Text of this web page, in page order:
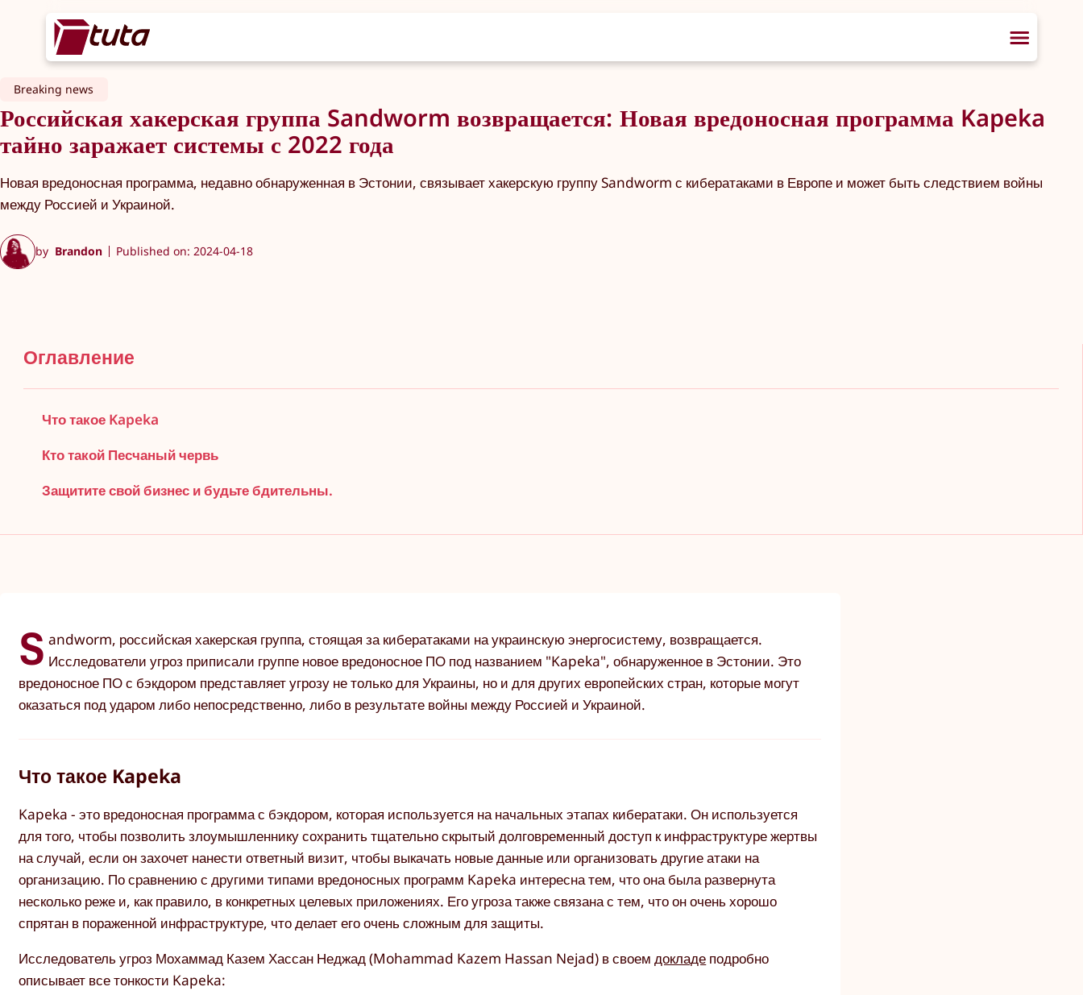
Breaking news
Российская хакерская группа Sandworm возвращается: Новая вредоносная программа Kapeka
тайно заражает системы с 2022 года
Новая вредоносная программа, недавно обнаруженная в Эстонии, связывает хакерскую группу Sandworm с кибератаками в Европе и может быть следствием войны
между Россией и Украиной.
by Brandon Published on: 2024-04-18
Оглавление
Что такое Kapeka
Кто такой Песчаный червь
Защитите свой бизнес и будьте бдительны.
S andworm, российская хакерская группа, стоящая за кибератаками на украинскую энергосистему, возвращается.
Исследователи угроз приписали группе новое вредоносное ПО под названием "Kapeka", обнаруженное в Эстонии. Это
вредоносное ПО с бэкдором представляет угрозу не только для Украины, но и для других европейских стран, которые могут
оказаться под ударом либо непосредственно, либо в результате войны между Россией и Украиной.
Что такое Kapeka
Kapeka - это вредоносная программа с бэкдором, которая используется на начальных этапах кибератаки. Он используется
для того, чтобы позволить злоумышленнику сохранить тщательно скрытый долговременный доступ к инфраструктуре жертвы
на случай, если он захочет нанести ответный визит, чтобы выкачать новые данные или организовать другие атаки на
организацию. По сравнению с другими типами вредоносных программ Kapeka интересна тем, что она была развернута
несколько реже и, как правило, в конкретных целевых приложениях. Его угроза также связана с тем, что он очень хорошо
спрятан в пораженной инфраструктуре, что делает его очень сложным для защиты.
Исследователь угроз Мохаммад Казем Хассан Неджад (Mohammad Kazem Hassan Nejad) в своемдокладе подробно
описывает все тонкости Kapeka: